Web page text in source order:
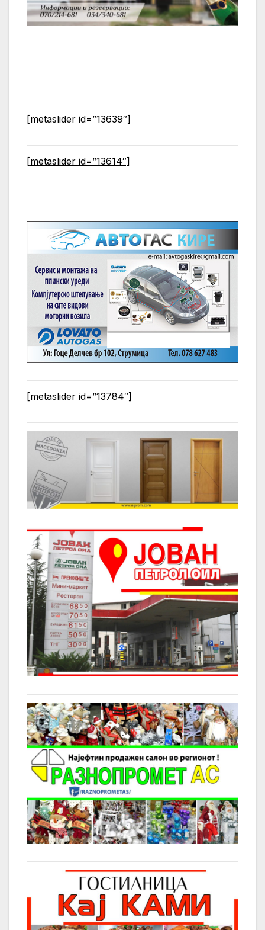
[metaslider id=”13639″]
[metaslider id=”13614″]
[metaslider id=”13784″]